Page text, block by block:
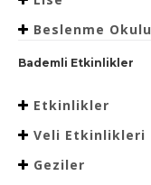
Beslenme Okulu
Bademli Etkinlikler
Etkinlikler
Veli Etkinlikleri
Geziler